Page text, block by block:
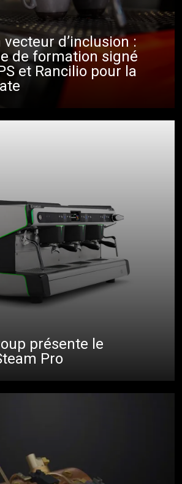
vecteur d’inclusion :
de formation signé
et Rancilio pour la
présente le
Pro